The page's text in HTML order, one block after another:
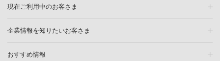
現在ご利用中のお客さま
企業情報を知りたいお客さま
おすすめ情報